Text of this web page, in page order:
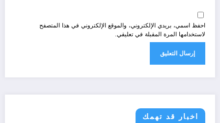
احفظ اسمي، بريدي الإلكتروني، والموقع الإلكتروني في هذا المتصفح
لاستخدامها المرة المقبلة في تعليقي.
اخبار قد تهمك